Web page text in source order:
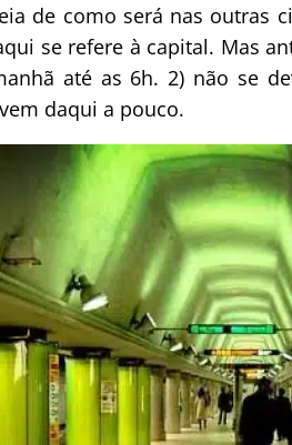
de como será nas outras
se refere à capital. Mas
até as 6h. 2) não se
daqui a pouco.